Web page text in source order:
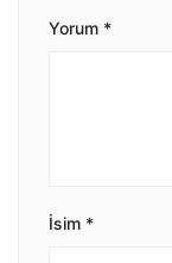
Yorum *
İsim *